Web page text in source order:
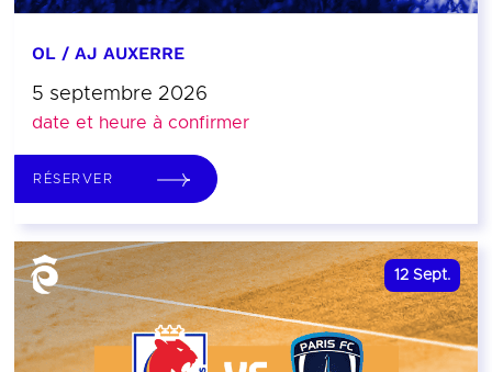
OL / AJ AUXERRE
5 septembre 2026
date et heure à confirmer
RÉSERVER
12 Sept.